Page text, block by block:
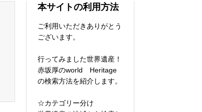
本サイトの利用方法
ご利用いただきありがとう
ございます。
行ってみました世界遺産！
赤坂厚のworld Heritage
の検索方法を紹介します。
☆カテゴリー分け